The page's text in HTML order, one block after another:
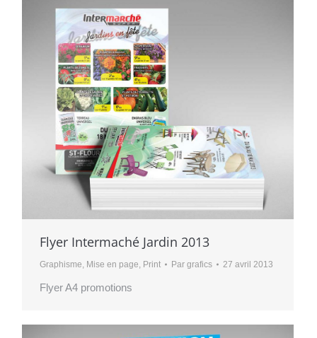
Flyer Intermaché Jardin 2013
Graphisme Mise en page Print Pargrafics 27 avril 2013
Flyer A4 promotions